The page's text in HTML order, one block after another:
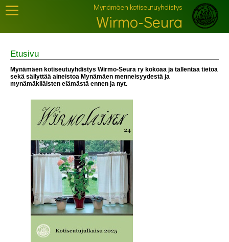
Mynämäen kotiseutuyhdistys
Wirmo-Seura
Etusivu
Mynämäen kotiseutuyhdistys Wirmo-Seura ry kokoaa ja tallentaa tietoa
sekä säilyttää aineistoa Mynämäen menneisyydestä ja
mynämäkiläisten elämästä ennen ja nyt.